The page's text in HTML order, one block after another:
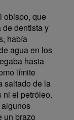
obispo, que
dentista y
había
agua en los
hasta
límite
saltado de la
ni el petróleo.
un brazo